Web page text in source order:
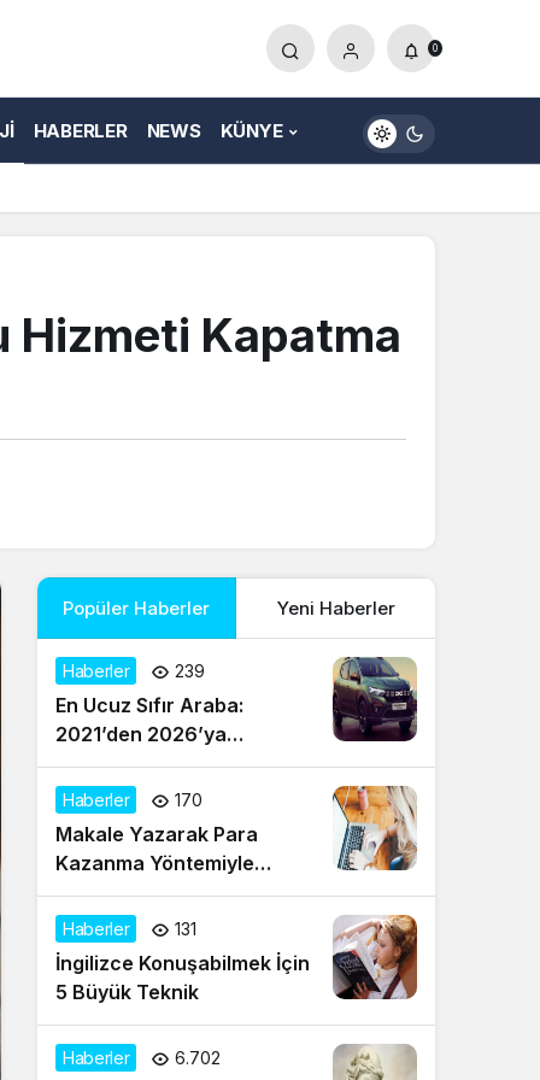
0
HABERLER NEWS KÜNYE
Hizmeti Kapatma
Popüler Haberler Yeni Haberler
Haberler 239
En Ucuz Sıfır Araba:
2021’den 2026’ya
Türkiye’de Uygun Fiyatlı
Modeller ve Güncel Durum
Haberler 170
Makale Yazarak Para
Kazanma Yöntemiyle
Evden Gelir Sağlayın
Haberler 131
İngilizce Konuşabilmek İçin
5 Büyük Teknik
Haberler 6.702